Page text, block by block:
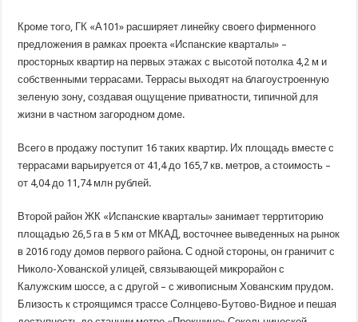
Кроме того, ГК «А101» расширяет линейку своего фирменного
предложения в рамках проекта «Испанские кварталы» –
просторных квартир на первых этажах с высотой потолка 4,2 м и
собственными террасами. Террасы выходят на благоустроенную
зеленую зону, создавая ощущение приватности, типичной для
жизни в частном загородном доме.
Всего в продажу поступит 16 таких квартир. Их площадь вместе с
террасами варьируется от 41,4 до 165,7 кв. метров, а стоимость –
от 4,04 до 11,74 млн рублей.
Второй район ЖК «Испанские кварталы» занимает терртиторию
площадью 26,5 га в 5 км от МКАД, восточнее выведенных на рынок
в 2016 году домов первого района. С одной стороны, он граничит с
Николо-Хованской улицей, связывающей микрорайон с
Калужским шоссе, а с другой – с живописным Хованским прудом.
Близость к строящимся трассе Солнцево-Бутово-Видное и пешая